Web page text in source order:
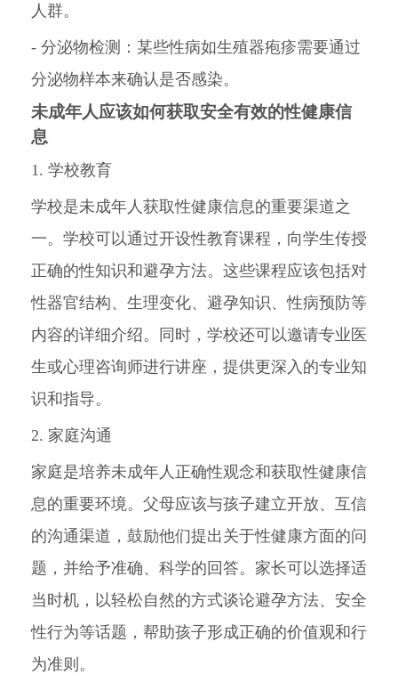
人群。
- 分泌物检测：某些性病如生殖器疱疹需要通过
分泌物样本来确认是否感染。
未成年人应该如何获取安全有效的性健康信
息
1. 学校教育
学校是未成年人获取性健康信息的重要渠道之
一。学校可以通过开设性教育课程，向学生传授
正确的性知识和避孕方法。这些课程应该包括对
性器官结构、生理变化、避孕知识、性病预防等
内容的详细介绍。同时，学校还可以邀请专业医
生或心理咨询师进行讲座，提供更深入的专业知
识和指导。
2. 家庭沟通
家庭是培养未成年人正确性观念和获取性健康信
息的重要环境。父母应该与孩子建立开放、互信
的沟通渠道，鼓励他们提出关于性健康方面的问
题，并给予准确、科学的回答。家长可以选择适
当时机，以轻松自然的方式谈论避孕方法、安全
性行为等话题，帮助孩子形成正确的价值观和行
为准则。